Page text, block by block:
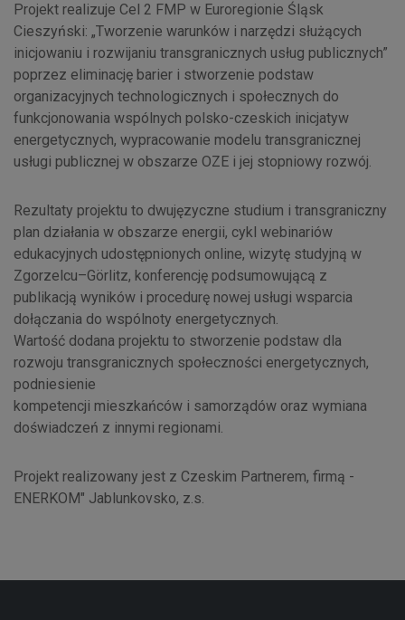
Projekt realizuje Cel 2 FMP w Euroregionie Śląsk
Cieszyński: „Tworzenie warunków i narzędzi służących
inicjowaniu i rozwijaniu transgranicznych usług publicznych”
poprzez eliminację barier i stworzenie podstaw
organizacyjnych technologicznych i społecznych do
funkcjonowania wspólnych polsko-czeskich inicjatyw
energetycznych, wypracowanie modelu transgranicznej
usługi publicznej w obszarze OZE i jej stopniowy rozwój.
Rezultaty projektu to dwujęzyczne studium i transgraniczny
plan działania w obszarze energii, cykl webinariów
edukacyjnych udostępnionych online, wizytę studyjną w
Zgorzelcu–Görlitz, konferencję podsumowującą z
publikacją wyników i procedurę nowej usługi wsparcia
dołączania do wspólnoty energetycznych.
Wartość dodana projektu to stworzenie podstaw dla
rozwoju transgranicznych społeczności energetycznych,
podniesienie
kompetencji mieszkańców i samorządów oraz wymiana
doświadczeń z innymi regionami.
Projekt realizowany jest z Czeskim Partnerem, firmą -
ENERKOM" Jablunkovsko, z.s.